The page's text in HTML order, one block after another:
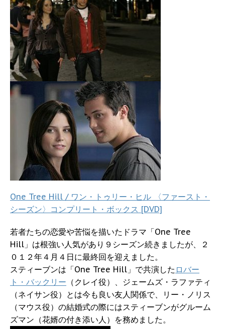
One Tree Hill / ワン・トゥリー・ヒル 〈ファースト・
シーズン〉コンプリート・ボックス [DVD]
若者たちの恋愛や苦悩を描いたドラマ「One Tree
Hill」は根強い人気があり９シーズン続きましたが、２
０１２年４月４日に最終回を迎えました。
スティーブンは「One Tree Hill」で共演した ロバー
ト・バックリー （クレイ役）、ジェームズ・ラファティ
（ネイサン役）とは今も良い友人関係で、リー・ノリス
（マウス役）の結婚式の際にはスティーブンがグルーム
ズマン（花婿の付き添い人）を務めました。